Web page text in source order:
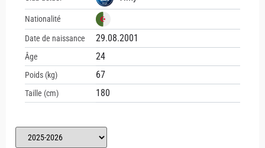
Nationalité
Date de naissance 29.08.2001
Âge 24
Poids (kg) 67
Taille (cm) 180